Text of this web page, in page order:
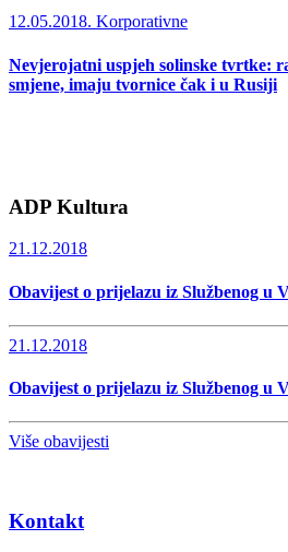
12.05.2018. Korporativne
Nevjerojatni uspjeh solinske tvrtke:
smjene, imaju tvornice čak i u Rusiji
ADP Kultura
21.12.2018
Obavijest o prijelazu iz Službenog u
21.12.2018
Obavijest o prijelazu iz Službenog u
Više obavijesti
Kontakt